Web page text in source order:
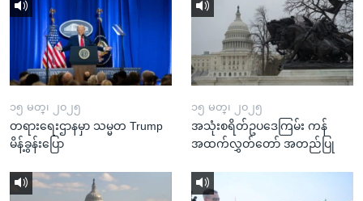
၁၅ မတ္၊ ၂၀၂၅
တရားရေးဌာနမှာ သမ္မတ Trump
မိန့်ခွန်းပြော
၁၅ မတ္၊ ၂၀၂၅
အသုံးစရိတ်ဥပဒေကြမ်း ကန်
အထက်လွှတ်တော် အတည်ပြု